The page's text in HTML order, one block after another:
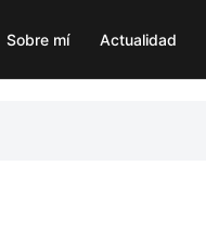
Sobre mí Actualidad